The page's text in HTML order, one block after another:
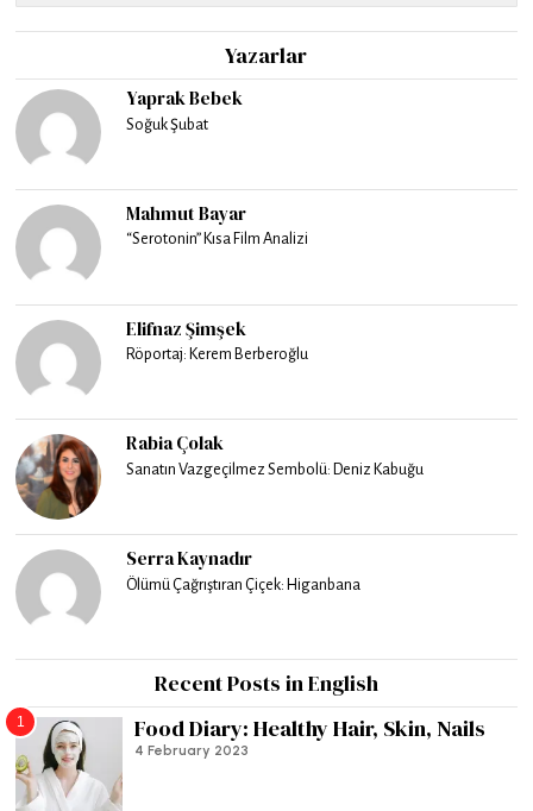
Yazarlar
Yaprak Bebek
Soğuk Şubat
Mahmut Bayar
“Serotonin” Kısa Film Analizi
Elifnaz Şimşek
Röportaj: Kerem Berberoğlu
Rabia Çolak
Sanatın Vazgeçilmez Sembolü: Deniz Kabuğu
Serra Kaynadır
Ölümü Çağrıştıran Çiçek: Higanbana
Recent Posts in English
1 Food Diary: Healthy Hair, Skin, Nails
4 February 2023